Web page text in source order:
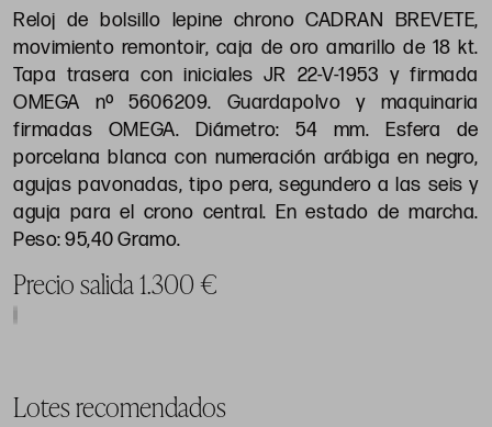
Reloj de bolsillo lepine chrono CADRAN BREVETE,
movimiento remontoir, caja de oro amarillo de 18 kt.
Tapa trasera con iniciales JR 22-V-1953 y firmada
OMEGA nº 5606209. Guardapolvo y maquinaria
firmadas OMEGA. Diámetro: 54 mm. Esfera de
porcelana blanca con numeración arábiga en negro,
agujas pavonadas, tipo pera, segundero a las seis y
aguja para el crono central. En estado de marcha.
Peso: 95,40 Gramo.
Precio salida 1.300 €
Lotes recomendados